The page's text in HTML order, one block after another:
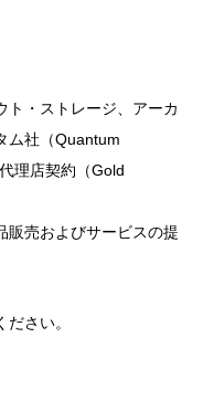
ト・ストレージ、アーカ
ム社（Quantum
理店契約（Gold
販売およびサービスの提
さい。